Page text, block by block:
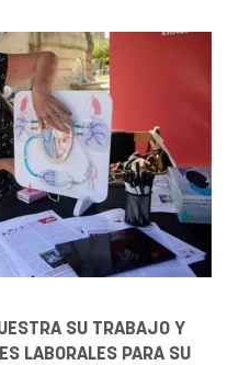
SU TRABAJO Y
LABORALES PARA SU